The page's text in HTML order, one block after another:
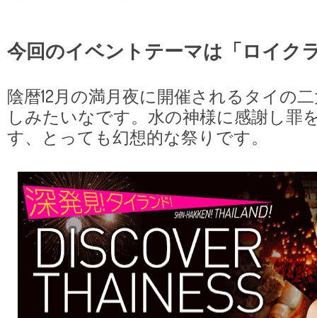
今回のイベントテーマは「ロイク
陰暦12月の満月夜に開催されるタイの
しみたいなです。水の神様に感謝し罪
す、とっても幻想的な祭りです。